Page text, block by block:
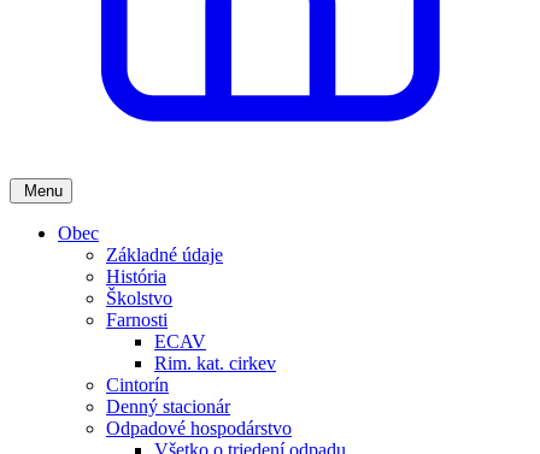
Menu
Obec
Základné údaje
História
Školstvo
Farnosti
ECAV
Rim. kat. cirkev
Cintorín
Denný stacionár
Odpadové hospodárstvo
Všetko o triedení odpadu